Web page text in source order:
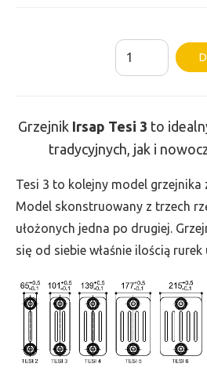
ilość
Grzejnik
-
wys.
300,
szer.
450,
325
Grzejnik Irsap Tesi 3 to
tradycyjnych, jak i
Tesi 3 to kolejny model grzejnika
Model skonstruowany z trzech
ułożonych jedna po drugiej.
się od siebie właśnie ilością rurek